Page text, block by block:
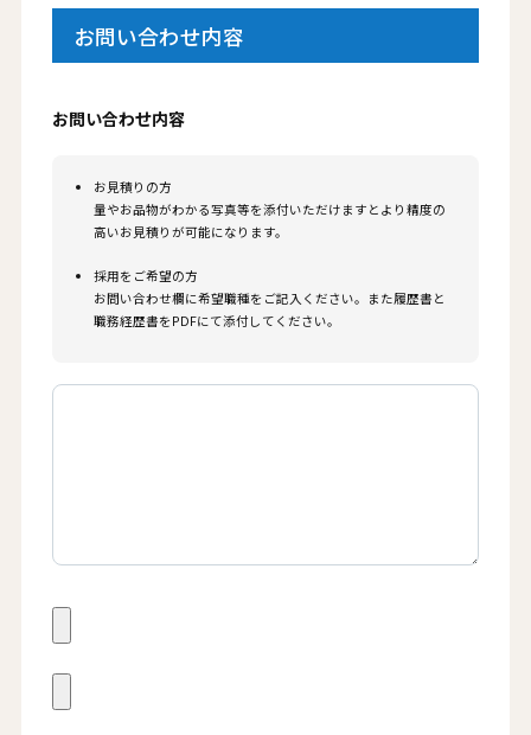
お問い合わせ内容
お問い合わせ内容
お見積りの方
量やお品物がわかる写真等を添付いただけますとより精度の
高いお見積りが可能になります。
採用をご希望の方
お問い合わせ欄に希望職種をご記入ください。また履歴書と
職務経歴書をPDFにて添付してください。